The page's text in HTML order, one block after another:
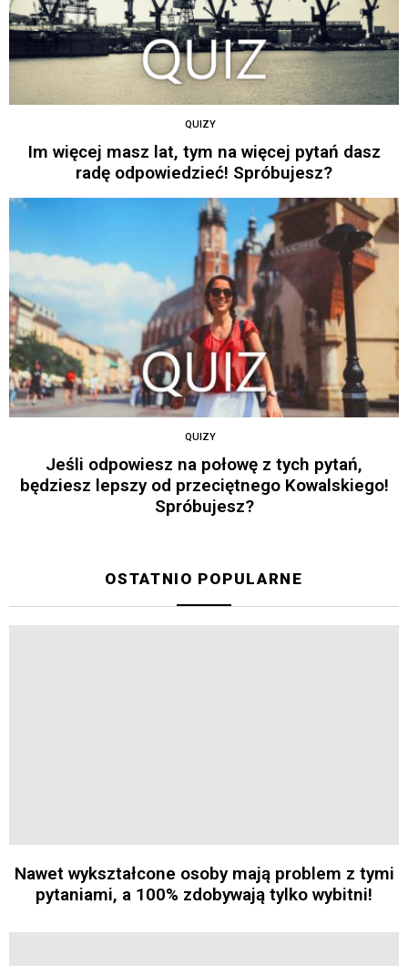
QUIZY
Im więcej masz lat, tym na więcej pytań dasz
radę odpowiedzieć! Spróbujesz?
QUIZY
Jeśli odpowiesz na połowę z tych pytań,
będziesz lepszy od przeciętnego Kowalskiego!
Spróbujesz?
OSTATNIO POPULARNE
Nawet wykształcone osoby mają problem z tymi
pytaniami, a 100% zdobywają tylko wybitni!